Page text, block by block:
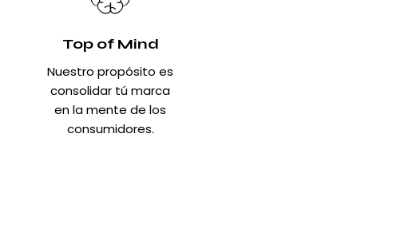
Top of Mind
Nuestro propósito es
consolidar tú marca
en la mente de los
consumidores.